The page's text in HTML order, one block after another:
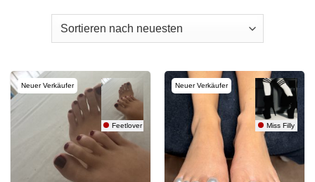
Neuer Verkäufer
Feetlover
Neuer Verkäufer
Miss Filly